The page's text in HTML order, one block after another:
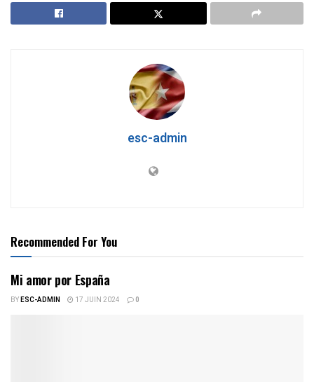
esc-admin
Recommended For You
Mi amor por España
BYESC-ADMIN 17 JUIN 2024 0